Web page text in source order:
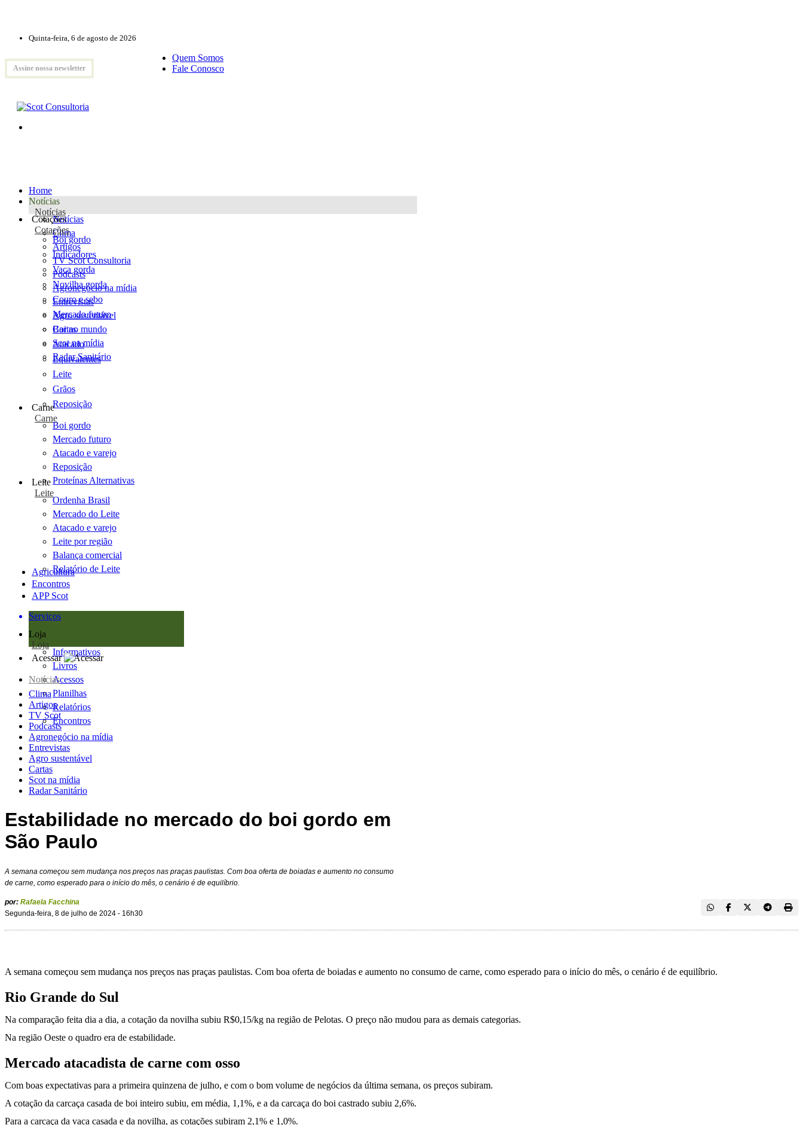
Quinta-feira, 6 de agosto de 2026
Assine nossa newsletter
Quem Somos
Fale Conosco
Home
Notícias
Notícias
Notícias
Clima
Artigos
TV Scot Consultoria
Podcasts
Agronegócio na mídia
Entrevistas
Agro sustentável
Cartas
Scot na mídia
Radar Sanitário
Cotações
Cotações
Boi gordo
Indicadores
Vaca gorda
Novilha gorda
Couro e sebo
Mercado futuro
Boi no mundo
Atacado
Equivalentes
Leite
Grãos
Reposição
Carne
Carne
Boi gordo
Mercado futuro
Atacado e varejo
Reposição
Proteínas Alternativas
Leite
Leite
Ordenha Brasil
Mercado do Leite
Atacado e varejo
Leite por região
Balança comercial
Relatório de Leite
Agricultura
Encontros
APP Scot
Serviços
Loja
Loja
Informativos
Livros
Acessos
Planilhas
Relatórios
Encontros
Acessar
Notícias
Clima
Artigos
TV Scot
Podcasts
Agronegócio na mídia
Entrevistas
Agro sustentável
Cartas
Scot na mídia
Radar Sanitário
Estabilidade no mercado do boi gordo em
São Paulo
A semana começou sem mudança nos preços nas praças paulistas. Com boa oferta de boiadas e aumento no consumo
de carne, como esperado para o início do mês, o cenário é de equilíbrio.
por: Rafaela Facchina
Segunda-feira, 8 de julho de 2024 - 16h30
A semana começou sem mudança nos preços nas praças paulistas. Com boa oferta de boiadas e aumento no consumo de carne, como esperado para o início do mês, o cenário é de equilíbrio.
Rio Grande do Sul
Na comparação feita dia a dia, a cotação da novilha subiu R$0,15/kg na região de Pelotas. O preço não mudou para as demais categorias.
Na região Oeste o quadro era de estabilidade.
Mercado atacadista de carne com osso
Com boas expectativas para a primeira quinzena de julho, e com o bom volume de negócios da última semana, os preços subiram.
A cotação da carcaça casada de boi inteiro subiu, em média, 1,1%, e a da carcaça do boi castrado subiu 2,6%.
Para a carcaça da vaca casada e da novilha, as cotações subiram 2,1% e 1,0%.